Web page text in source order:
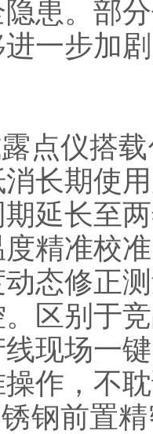
患。部
一步加
点仪搭载
长期使
延长至
精准校
态修正
区别于
现场一
作，不
钢前置